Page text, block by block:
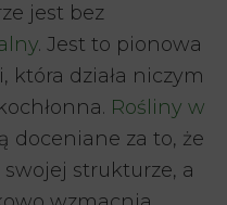
jest bez
. Jest to pionowa
która działa niczym
Rośliny w
doceniane za to, że
swojej strukturze, a